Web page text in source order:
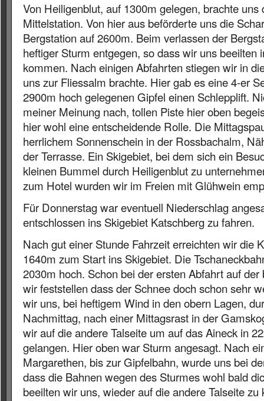
Von Heiligenblut, auf 1300m gelegen, brachte
Mittelstation. Von hier aus beförderte uns die
Bergstation auf 2600m. Beim verlassen der
heftiger Sturm entgegen, so dass wir uns beeilten
kommen. Nach einigen Abfahrten stiegen wir in
uns zur Fliessalm brachte. Hier gab es eine 4-er
2900m hoch gelegenen Gipfel einen Schlepplift.
meiner Meinung nach, tollen Piste hier oben
hier wohl eine entscheidende Rolle. Die
herrlichem Sonnenschein in der Rossbachalm,
der Terrasse. Ein Skigebiet, bei dem sich ein
kleinen Bummel durch Heiligenblut zu
zum Hotel wurden wir im Freien mit Glühwein
Für Donnerstag war eventuell Niederschlag
entschlossen ins Skigebiet Katschberg zu fahren.
Nach gut einer Stunde Fahrzeit erreichten wir die
1640m zum Start ins Skigebiet. Die
2030m hoch. Schon bei der ersten Abfahrt auf
wir feststellen dass der Schnee doch schon sehr
wir uns, bei heftigem Wind in den obern Lagen,
Nachmittag, nach einer Mittagsrast in der
wir auf die andere Talseite um auf das Aineck in
gelangen. Hier oben war Sturm angesagt. Nach
Margarethen, bis zur Gipfelbahn, wurde uns bei
dass die Bahnen wegen des Sturmes wohl bald
beeilten wir uns, wieder auf die andere Talseite